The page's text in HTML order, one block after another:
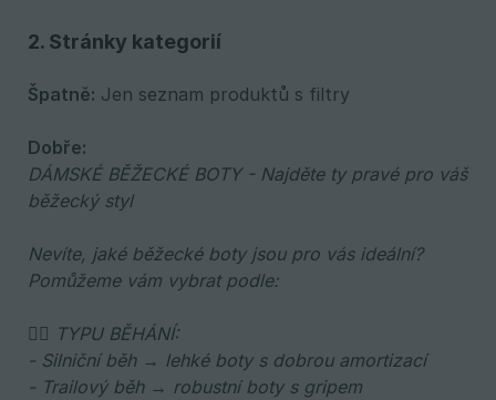
2. Stránky kategorií
Špatně: Jen seznam produktů s filtry
Dobře:
DÁMSKÉ BĚŽECKÉ BOTY - Najděte ty pravé pro váš
běžecký styl
Nevíte, jaké běžecké boty jsou pro vás ideální?
Pomůžeme vám vybrat podle:
🏃‍♀️ TYPU BĚHÁNÍ:
- Silniční běh → lehké boty s dobrou amortizací
- Trailový běh → robustní boty s gripem